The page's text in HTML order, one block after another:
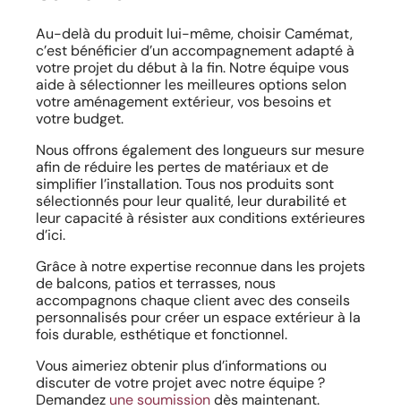
Au-delà du produit lui-même, choisir Camémat,
c’est bénéficier d’un accompagnement adapté à
votre projet du début à la fin. Notre équipe vous
aide à sélectionner les meilleures options selon
votre aménagement extérieur, vos besoins et
votre budget.
Nous offrons également des longueurs sur mesure
afin de réduire les pertes de matériaux et de
simplifier l’installation. Tous nos produits sont
sélectionnés pour leur qualité, leur durabilité et
leur capacité à résister aux conditions extérieures
d’ici.
Grâce à notre expertise reconnue dans les projets
de balcons, patios et terrasses, nous
accompagnons chaque client avec des conseils
personnalisés pour créer un espace extérieur à la
fois durable, esthétique et fonctionnel.
Vous aimeriez obtenir plus d’informations ou
discuter de votre projet avec notre équipe ?
Demandez une soumissiondès maintenant.